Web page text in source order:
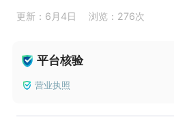
更新：6月4日 浏览：276次
平台核验
营业执照